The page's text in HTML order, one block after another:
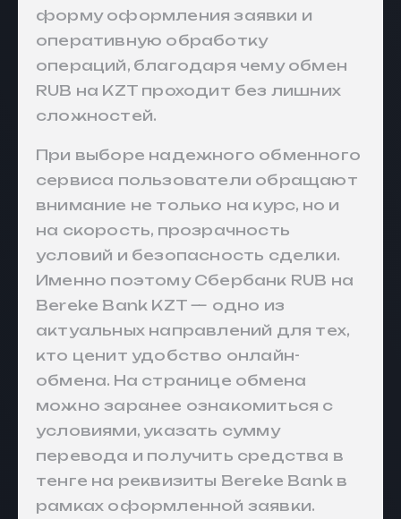
форму оформления заявки и
оперативную обработку
операций, благодаря чему обмен
RUB на KZT проходит без лишних
сложностей.
При выборе надежного обменного
сервиса пользователи обращают
внимание не только на курс, но и
на скорость, прозрачность
условий и безопасность сделки.
Именно поэтому Сбербанк RUB на
Bereke Bank KZT — одно из
актуальных направлений для тех,
кто ценит удобство онлайн-
обмена. На странице обмена
можно заранее ознакомиться с
условиями, указать сумму
перевода и получить средства в
тенге на реквизиты Bereke Bank в
рамках оформленной заявки.